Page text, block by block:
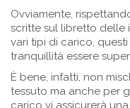
Ovviamente,
scritte sul libretto delle
vari tipi di carico,
tranquillità essere
È bene, infatti, non
tessuto ma anche per
carico vi assicurerà